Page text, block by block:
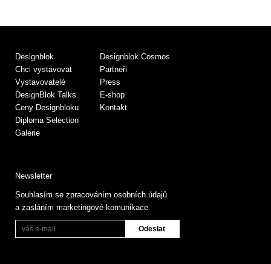
Designblok
Chci vystavovat
Vystavovatelé
DesignBlok Talks
Ceny Designbloku
Diploma Selection
Galerie
Designblok Cosmos
Partneři
Press
E-shop
Kontakt
Newsletter
Souhlasím se zpracováním osobních údajů
a zasláním marketingové komunikace.